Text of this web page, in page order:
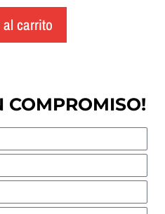
carrito
COMPROMISO!